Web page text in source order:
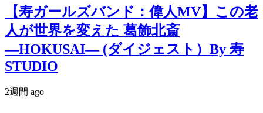
【寿ガールズバンド：偉人MV】この老
人が世界を変えた 葛飾北斎
―HOKUSAI― (ダイジェスト）By 寿
STUDIO
2週間 ago